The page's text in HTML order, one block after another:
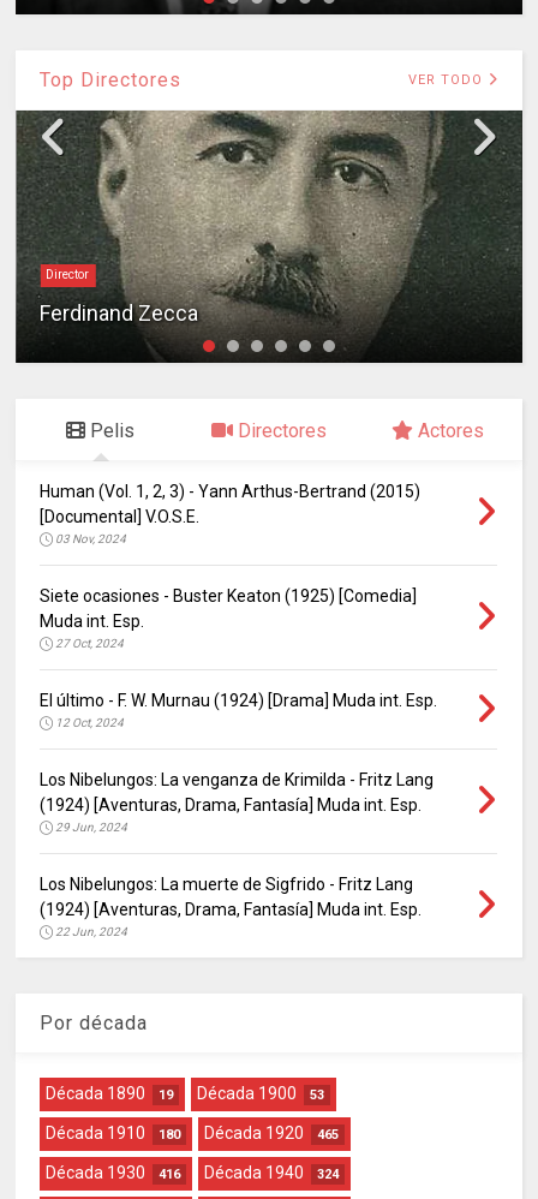
Top Directores VER TODO
Director
Ferdinand Zecca
Pelis Directores Actores
Human (Vol. 1, 2, 3) - Yann Arthus-Bertrand (2015)
[Documental] V.O.S.E.
03 Nov, 2024
Siete ocasiones - Buster Keaton (1925) [Comedia]
Muda int. Esp.
27 Oct, 2024
El último - F. W. Murnau (1924) [Drama] Muda int. Esp.
12 Oct, 2024
Los Nibelungos: La venganza de Krimilda - Fritz Lang
(1924) [Aventuras, Drama, Fantasía] Muda int. Esp.
29 Jun, 2024
Los Nibelungos: La muerte de Sigfrido - Fritz Lang
(1924) [Aventuras, Drama, Fantasía] Muda int. Esp.
22 Jun, 2024
Por década
Década 1890 19 Década 1900 53
Década 1910 180 Década 1920 465
Década 1930 416 Década 1940 324